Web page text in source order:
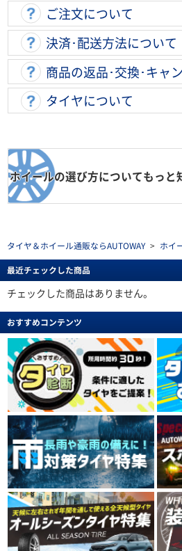
ご注文について
決済･配送方法について
商品の返品･交換･キャ
タイヤについて
ホイールの選び方についてもっと
タイヤ＆ホイール通販ならAUTOWAY > ホイ
最近チェックした商品
チェックした商品はありません。
おすすめコンテンツ